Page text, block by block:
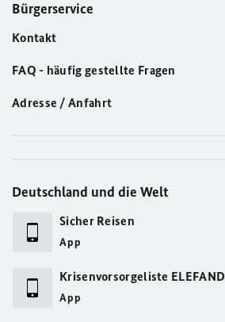
Bürgerservice
Kontakt
FAQ - häufig gestellte Fragen
Adresse / Anfahrt
Deutschland und die Welt
Sicher Reisen
App
Krisenvorsorgeliste ELEFAND
App